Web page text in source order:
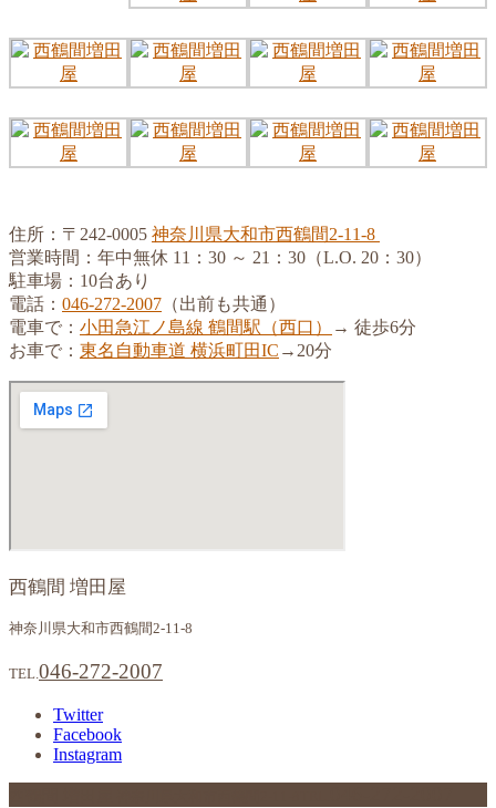
住所：〒242-0005 神奈川県大和市西鶴間2-11-8
営業時間：年中無休 11：30 ～ 21：30（L.O. 20：30）
駐車場：10台あり
電話： 046-272-2007 （出前も共通）
電車で： 小田急江ノ島線 鶴間駅（西口）
→ 徒歩6分
お車で： 東名自動車道 横浜町田IC →20分
西鶴間 増田屋
神奈川県大和市西鶴間2-11-8
TEL. 046-272-2007
Twitter
Facebook
Instagram